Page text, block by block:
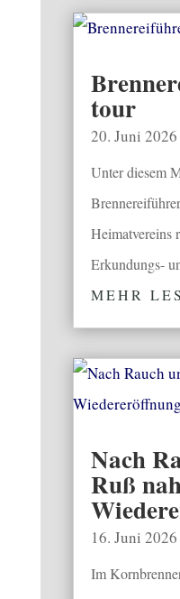
tour
20. Juni 2026
Unter diesem
Heimatvereins
Erkundungs-
MEHR
Nach
Ruß
16. Juni 2026
Im